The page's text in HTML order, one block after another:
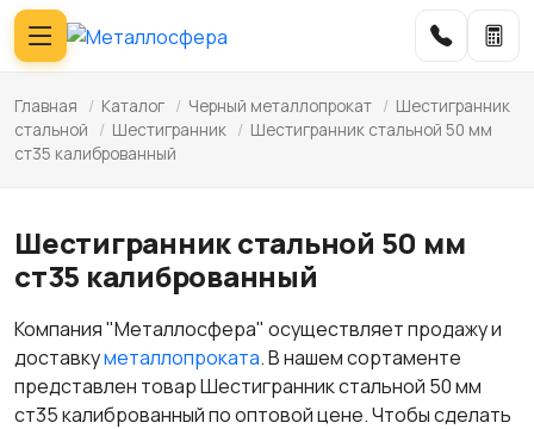
Главная / Каталог / Черный металлопрокат / Шестигранник
стальной
/ Шестигранник / Шестигранник стальной 50 мм
ст35 калиброванный
Шестигранник стальной 50 мм
ст35 калиброванный
Компания "Металлосфера" осуществляет продажу и
доставкуметаллопроката. В нашем сортаменте
представлен товар Шестигранник стальной 50 мм
ст35 калиброванный по оптовой цене. Чтобы сделать